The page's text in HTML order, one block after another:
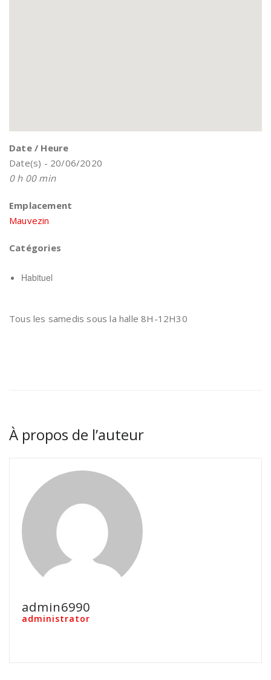
Date / Heure
Date(s) - 20/06/2020
0 h 00 min
Emplacement
Mauvezin
Catégories
Habituel
Tous les samedis sous la halle 8H-12H30
À propos de l’auteur
admin6990
administrator